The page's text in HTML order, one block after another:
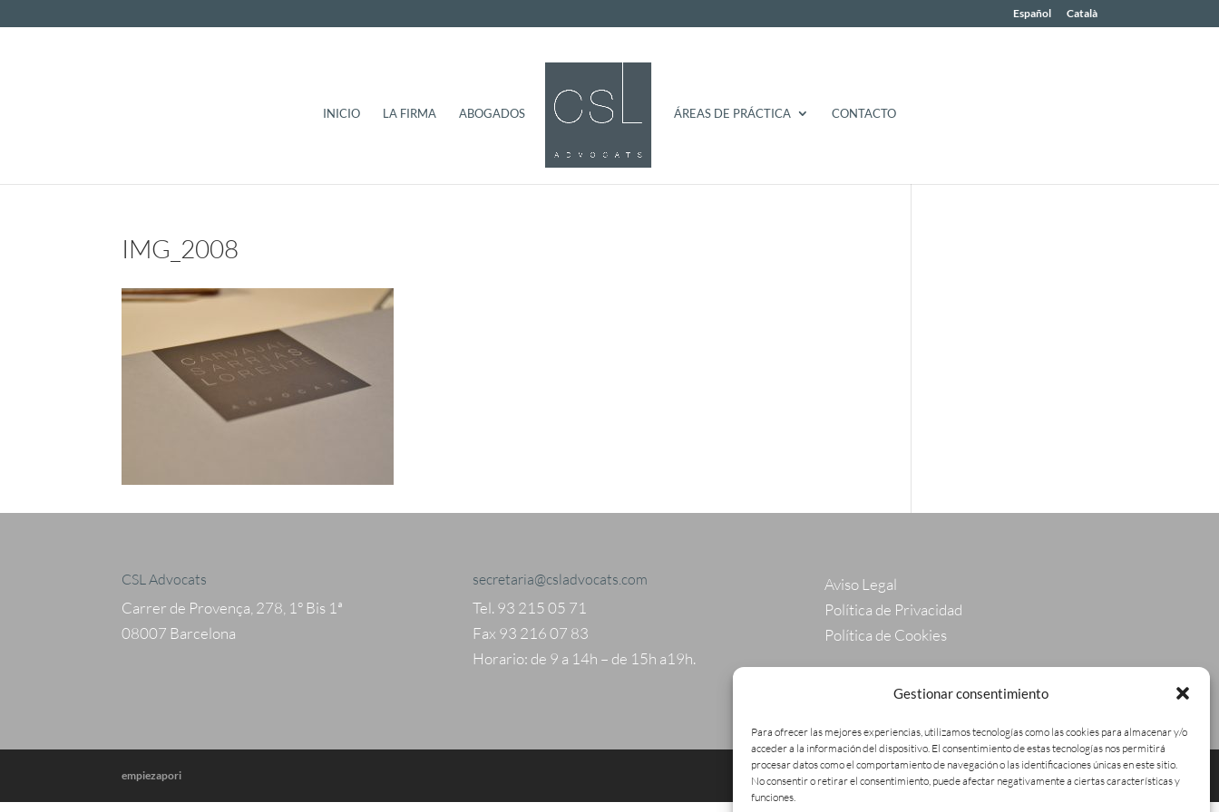
Gestionar consentimiento
Para ofrecer las mejores experiencias, utilizamos tecnologías como las cookies para almacenar y/o
acceder a la información del dispositivo. El consentimiento de estas tecnologías nos permitirá
procesar datos como el comportamiento de navegación o las identificaciones únicas en este sitio.
No consentir o retirar el consentimiento, puede afectar negativamente a ciertas características y
funciones.
Español Català
INICIO LA FIRMA ABOGADOS ÁREAS DE PRÁCTICA CONTACTO
IMG_2008
CSL Advocats
Carrer de Provença, 278, 1º Bis 1ª
08007 Barcelona
secretaria@csladvocats.com
Tel. 93 215 05 71
Fax 93 216 07 83
Horario: de 9 a 14h – de 15h a19h.
Aviso Legal
Política de Privacidad
Política de Cookies
empiezapori